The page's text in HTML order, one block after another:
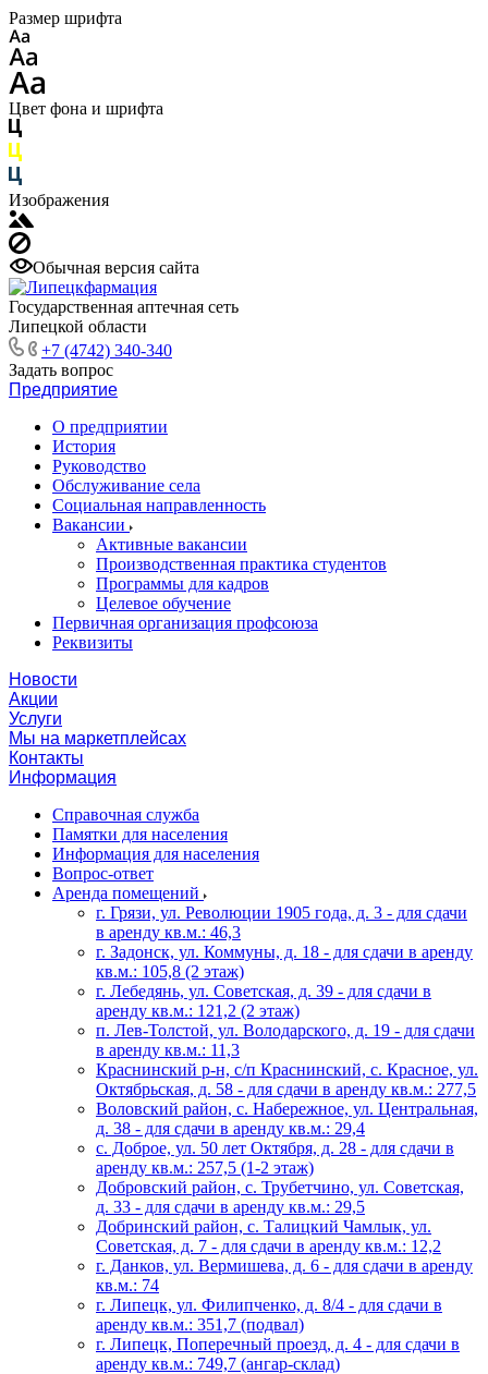
Размер шрифта
Цвет фона и шрифта
Изображения
Обычная версия сайта
Государственная аптечная сеть
Липецкой области
+7 (4742) 340-340
Задать вопрос
Предприятие
О предприятии
История
Руководство
Обслуживание села
Социальная направленность
Вакансии
Активные вакансии
Производственная практика студентов
Программы для кадров
Целевое обучение
Первичная организация профсоюза
Реквизиты
Новости
Акции
Услуги
Мы на маркетплейсах
Контакты
Информация
Справочная служба
Памятки для населения
Информация для населения
Вопрос-ответ
Аренда помещений
г. Грязи, ул. Революции 1905 года, д. 3 - для сдачи
в аренду кв.м.: 46,3
г. Задонск, ул. Коммуны, д. 18 - для сдачи в аренду
кв.м.: 105,8 (2 этаж)
г. Лебедянь, ул. Советская, д. 39 - для сдачи в
аренду кв.м.: 121,2 (2 этаж)
п. Лев-Толстой, ул. Володарского, д. 19 - для сдачи
в аренду кв.м.: 11,3
Краснинский р-н, с/п Краснинский, с. Красное, ул.
Октябрьская, д. 58 - для сдачи в аренду кв.м.: 277,5
Воловский район, с. Набережное, ул. Центральная,
д. 38 - для сдачи в аренду кв.м.: 29,4
с. Доброе, ул. 50 лет Октября, д. 28 - для сдачи в
аренду кв.м.: 257,5 (1-2 этаж)
Добровский район, с. Трубетчино, ул. Советская,
д. 33 - для сдачи в аренду кв.м.: 29,5
Добринский район, с. Талицкий Чамлык, ул.
Советская, д. 7 - для сдачи в аренду кв.м.: 12,2
г. Данков, ул. Вермишева, д. 6 - для сдачи в аренду
кв.м.: 74
г. Липецк, ул. Филипченко, д. 8/4 - для сдачи в
аренду кв.м.: 351,7 (подвал)
г. Липецк, Поперечный проезд, д. 4 - для сдачи в
аренду кв.м.: 749,7 (ангар-склад)